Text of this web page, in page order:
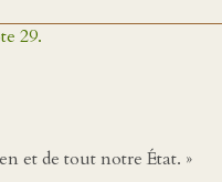
29.
et de tout notre État. »